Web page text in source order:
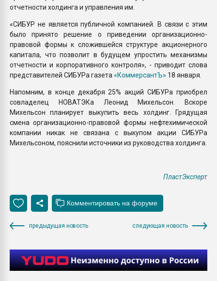
отчетности холдинга и управления им.
«СИБУР не является публичной компанией. В связи с этим
было принято решение о приведении организационно-
правовой формы к сложившейся структуре акционерного
капитала, что позволит в будущем упростить механизмы
отчетности и корпоративного контроля», - приводит слова
представителей СИБУРа газета «КоммерсантЪ» 18 января.
Напомним, в конце декабря 25% акций СИБУРа приобрел
совладелец НОВАТЭКа Леонид Михельсон. Вскоре
Михельсон планирует выкупить весь холдинг. Грядущая
смена организационно-правовой формы нефтехимической
компании никак не связана с выкупом акции СИБУРа
Михельсоном, пояснили источники из руководства холдинга.
ПластЭксперт
предыдущая новость следующая новость